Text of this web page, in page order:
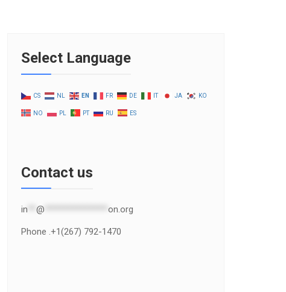
Select Language
CS NL EN FR DE IT JA KO
NO PL PT RU ES
Contact us
in @ on.org
Phone .+1(267) 792-1470